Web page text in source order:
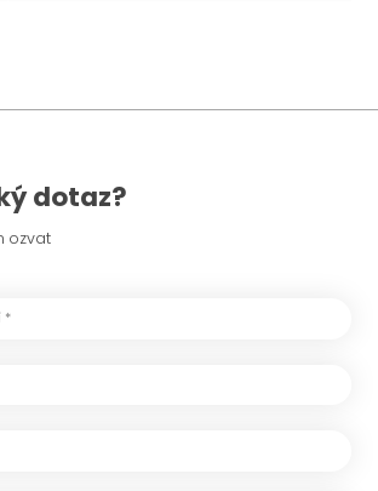
dotaz?
ozvat
*